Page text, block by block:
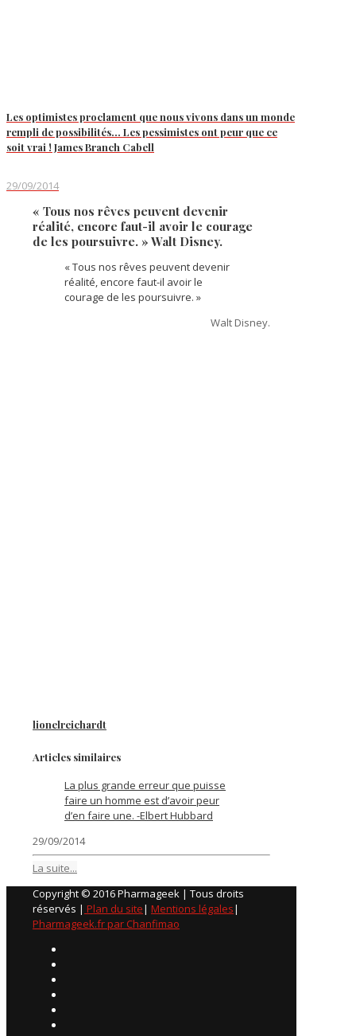
Les optimistes proclament que nous vivons dans un monde
rempli de possibilités… Les pessimistes ont peur que ce
soit vrai ! James Branch Cabell
29/09/2014
« Tous nos rêves peuvent devenir
réalité, encore faut-il avoir le courage
de les poursuivre. » Walt Disney.
« Tous nos rêves peuvent devenir
réalité, encore faut-il avoir le
courage de les poursuivre. »
Walt Disney.
lionelreichardt
Articles similaires
La plus grande erreur que puisse
faire un homme est d’avoir peur
d’en faire une. -Elbert Hubbard
29/09/2014
La suite...
Copyright © 2016 Pharmageek | Tous droits
réservés | Plan du site| Mentions légales|
Pharmageek.fr par Chanfimao